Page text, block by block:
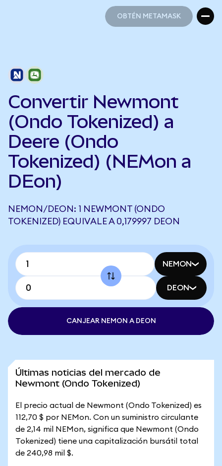
OBTÉN METAMASK
Convertir Newmont
(Ondo Tokenized) a
Deere (Ondo
Tokenized) (NEMon a
DEon)
NEMON/DEON: 1 NEWMONT (ONDO
TOKENIZED) EQUIVALE A 0,179997 DEON
NEMON
DEON
CANJEAR NEMON A DEON
Últimas noticias del mercado de
Newmont (Ondo Tokenized)
El precio actual de Newmont (Ondo Tokenized) es
112,70 $ por NEMon. Con un suministro circulante
de 2,14 mil NEMon, significa que Newmont (Ondo
Tokenized) tiene una capitalización bursátil total
de 240,98 mil $.